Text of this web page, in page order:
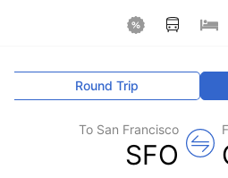
Round Trip
To San Francisco
SFO